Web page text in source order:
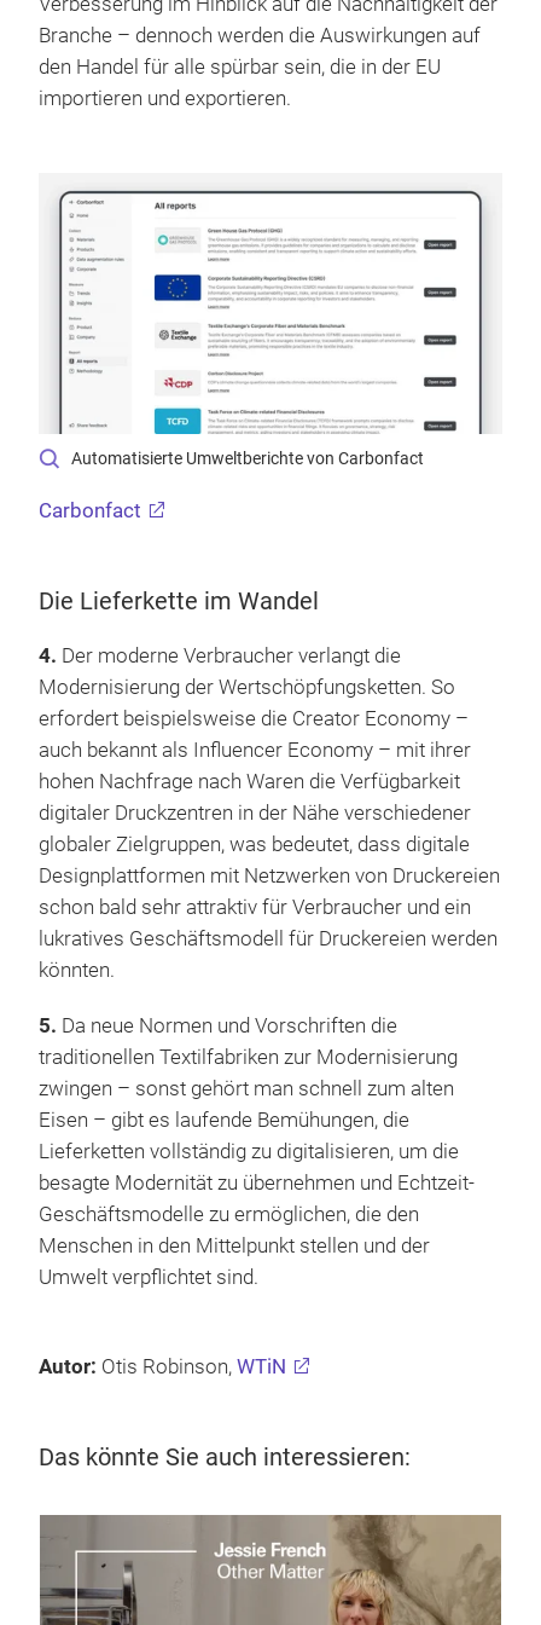
Branche – dennoch werden die Auswirkungen auf
den Handel für alle spürbar sein, die in der EU
importieren und exportieren.
Automatisierte Umweltberichte von Carbonfact
Carbonfact
Die Lieferkette im Wandel
4. Der moderne Verbraucher verlangt die
Modernisierung der Wertschöpfungsketten. So
erfordert beispielsweise die Creator Economy –
auch bekannt als Influencer Economy – mit ihrer
hohen Nachfrage nach Waren die Verfügbarkeit
digitaler Druckzentren in der Nähe verschiedener
globaler Zielgruppen, was bedeutet, dass digitale
Designplattformen mit Netzwerken von Druckereien
schon bald sehr attraktiv für Verbraucher und ein
lukratives Geschäftsmodell für Druckereien werden
könnten.
5. Da neue Normen und Vorschriften die
traditionellen Textilfabriken zur Modernisierung
zwingen – sonst gehört man schnell zum alten
Eisen – gibt es laufende Bemühungen, die
Lieferketten vollständig zu digitalisieren, um die
besagte Modernität zu übernehmen und Echtzeit-
Geschäftsmodelle zu ermöglichen, die den
Menschen in den Mittelpunkt stellen und der
Umwelt verpflichtet sind.
Autor: Otis Robinson, WTiN
Das könnte Sie auch interessieren: